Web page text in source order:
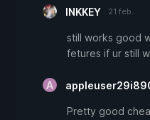
INKKEY 21 feb.
still works good
fetures if ur still
Pretty good